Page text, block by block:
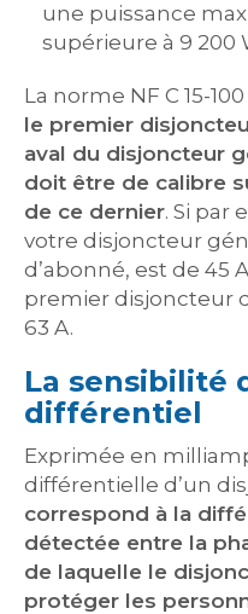
une puissance
supérieure à 9 200
La norme NF C 15-
le premier
aval du disjoncteur
doit être de calibre
de ce dernier. Si par
votre disjoncteur
d’abonné, est de 45
premier disjoncteur
63 A.
La sensibilité
différentiel
Exprimée en
différentielle d’un
correspond à la
détectée entre la
de laquelle le
protéger les